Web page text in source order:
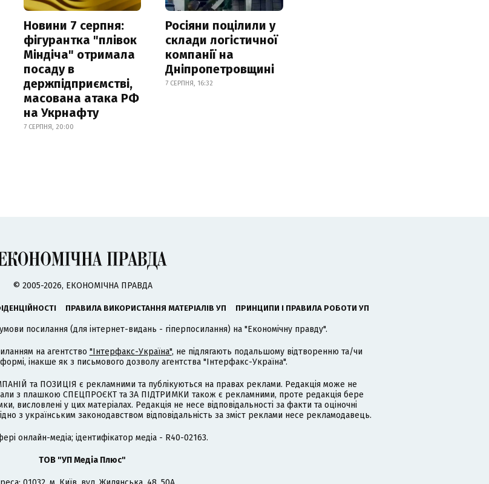
Новини 7 серпня:
фігурантка "плівок
Міндіча" отримала
посаду в
держпідприємстві,
масована атака РФ
на Укрнафту
7 СЕРПНЯ, 20:00
Росіяни поцілили у
склади логістичної
компанії на
Дніпропетровщині
7 СЕРПНЯ, 16:32
© 2005-2026, ЕКОНОМІЧНА ПРАВДА
ПРАВИЛА ВИКОРИСТАННЯ МАТЕРІАЛІВ УП ПРИНЦИПИ І ПРАВИЛА РОБОТИ УП
посилання (для інтернет-видань - гіперпосилання) на "Економічну правду".
на агентство "Інтерфакс-Україна", не підлягають подальшому відтворенню та/чи
інакше як з письмового дозволу агентства "Інтерфакс-Україна".
та ПОЗИЦІЯ є рекламними та публікуються на правах реклами. Редакція може не
з плашкою СПЕЦПРОЄКТ та ЗА ПІДТРИМКИ також є рекламними, проте редакція бере
висловлені у цих матеріалах. Редакція не несе відповідальності за факти та оціночні
з українським законодавством відповідальність за зміст реклами несе рекламодавець.
онлайн-медіа; ідентифікатор медіа - R40-02163.
ТОВ "УП Медіа Плюс"